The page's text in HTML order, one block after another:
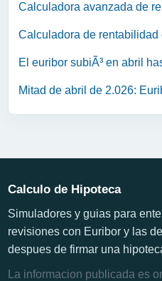
Calculadora avanzada de
Calculadora de rentabilidad
El euribor subiÃ³ en abril
Mitad de abril de 2.026:
Calculo de Hipoteca
Simuladores y guias para
revisiones con Euribor y las
despues de firmar una
La informacion publicada es